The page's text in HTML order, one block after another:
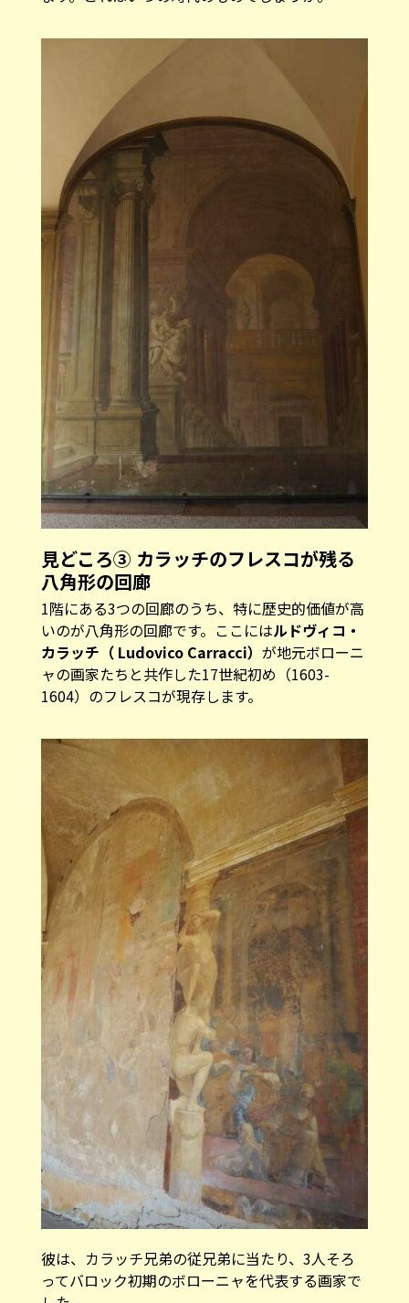
見どころ③ カラッチのフレスコが残る
八角形の回廊
1階にある3つの回廊のうち、特に歴史的価値が高
いのが八角形の回廊です。ここにはルドヴィコ・
カラッチ（ Ludovico Carracci）
が地元ボローニ
ャの画家たちと共作した17世紀初め（1603-
1604）のフレスコが現存します。
彼は、カラッチ兄弟の従兄弟に当たり、3人そろ
ってバロック初期のボローニャを代表する画家で
した。